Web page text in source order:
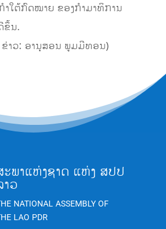
ໃຕ້ກົດໝາຍ ຂອງກຳມາທິການ
ຂຶ້ນ.
ຂ່າວ: ອານຸສອນ ພູມມີທອນ)
ະພາແຫ່ງຊາດ ແຫ່ງ ສປປ
ວ
NATIONAL ASSEMBLY OF
LAO PDR